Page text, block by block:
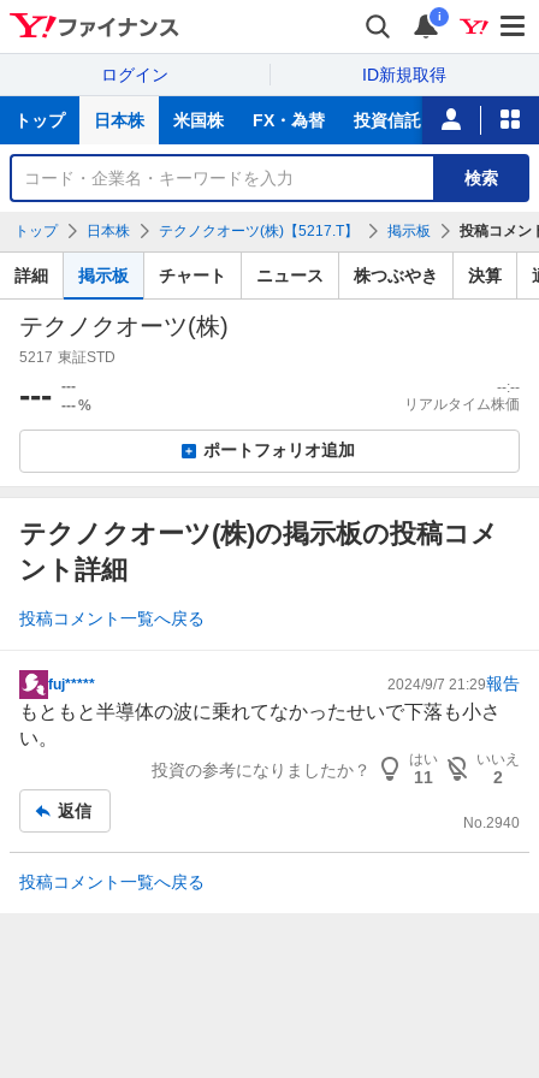
i
ログイン ID新規取得
サ
トップ 日本株 米国株 FX・為替 投資信託 ニュース
銘
検
索
検索
トップ 日本株 テクノクオーツ(株)【5217.T】 掲示板 投稿コメン
詳細 掲示板 チャート ニュース 株つぶやき 決算
テクノクオーツ(株)
5217 東証STD
--- ---
---%
--:--
リアルタイム株価
ポートフォリオ追加
テクノクオーツ(株)の掲示板の投稿コメ
ント詳細
投稿コメント一覧へ戻る
掲
示
板
fuj***** 2024/9/7 21:29報告
もともと半導体の波に乗れてなかったせいで下落も小さ
い。
投資の参考になりましたか？
はい
11
いいえ
2
返信
No.2940
投稿コメント一覧へ戻る